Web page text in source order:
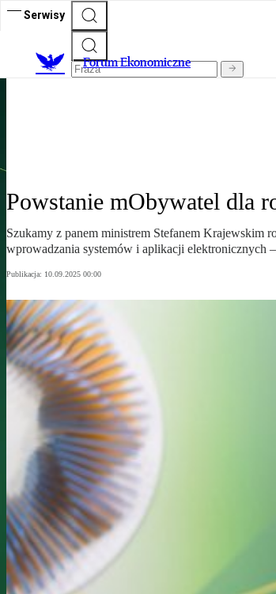
Serwisy
Forum Ekonomiczne
Forum Ekonomiczne
Powstanie mObywatel dla
Szukamy z panem ministrem Stefanem Krajewskim
wprowadzania systemów i aplikacji elektronicznych
Publikacja: 10.09.2025 00:00